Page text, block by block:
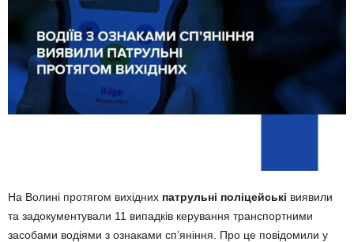
На Волині протягом вихідних патрульні поліцейські виявили
та задокументували 11 випадків керування транспортними
засобами водіями з ознаками сп’яніння. Про це повідомили у